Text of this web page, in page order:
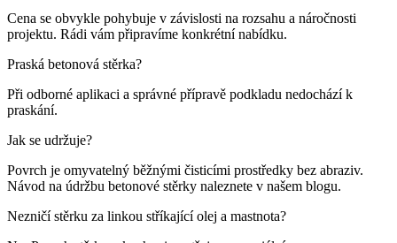
Cena se obvykle pohybuje v závislosti na rozsahu a náročnosti
projektu. Rádi vám připravíme konkrétní nabídku.
Praská betonová stěrka?
Při odborné aplikaci a správné přípravě podkladu nedochází k
praskání.
Jak se udržuje?
Povrch je omyvatelný běžnými čisticími prostředky bez abraziv.
Návod na údržbu betonové stěrky naleznete v našem blogu.
Nezničí stěrku za linkou stříkající olej a mastnota?